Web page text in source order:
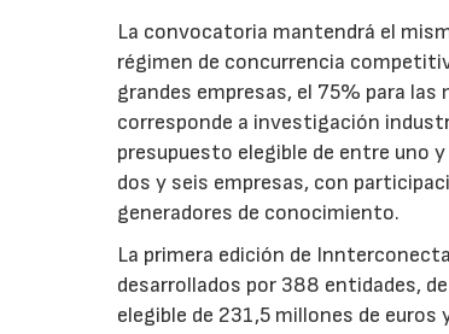
La convocatoria mantendrá el
régimen de concurrencia
grandes empresas, el 75% para
corresponde a investigación
presupuesto elegible de entre uno
dos y seis empresas, con
generadores de conocimiento.
La primera edición de
desarrollados por 388 entidades,
elegible de 231,5 millones de